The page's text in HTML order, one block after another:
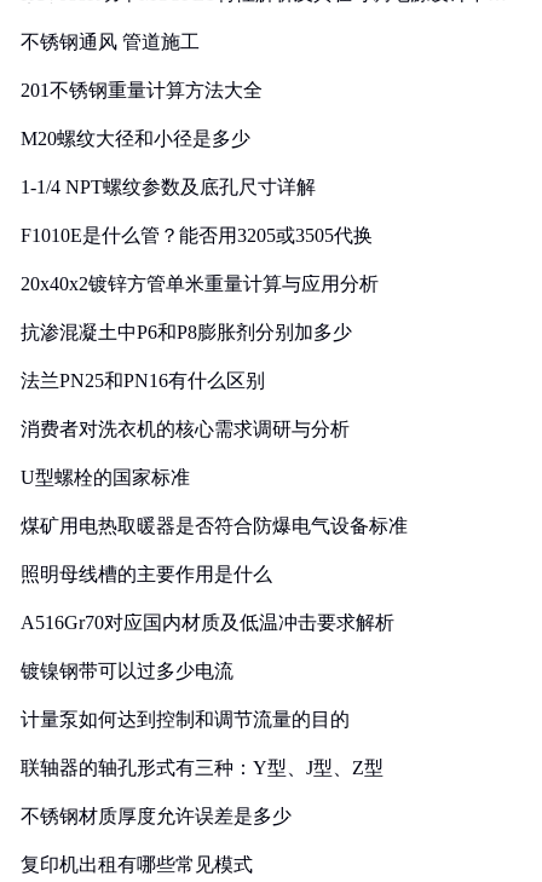
不锈钢通风 管道施工
201不锈钢重量计算方法大全
M20螺纹大径和小径是多少
1-1/4 NPT螺纹参数及底孔尺寸详解
F1010E是什么管？能否用3205或3505代换
20x40x2镀锌方管单米重量计算与应用分析
抗渗混凝土中P6和P8膨胀剂分别加多少
法兰PN25和PN16有什么区别
消费者对洗衣机的核心需求调研与分析
U型螺栓的国家标准
煤矿用电热取暖器是否符合防爆电气设备标准
照明母线槽的主要作用是什么
A516Gr70对应国内材质及低温冲击要求解析
镀镍钢带可以过多少电流
计量泵如何达到控制和调节流量的目的
联轴器的轴孔形式有三种：Y型、J型、Z型
不锈钢材质厚度允许误差是多少
复印机出租有哪些常见模式